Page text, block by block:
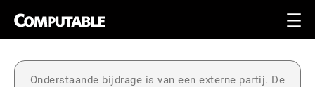
Onderstaande bijdrage is van een externe partij. De